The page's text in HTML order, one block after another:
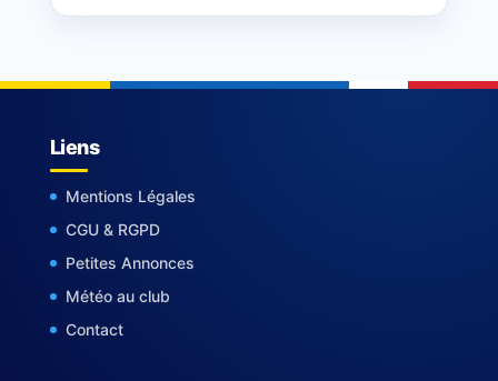
Liens
Mentions Légales
CGU & RGPD
Petites Annonces
Météo au club
Contact